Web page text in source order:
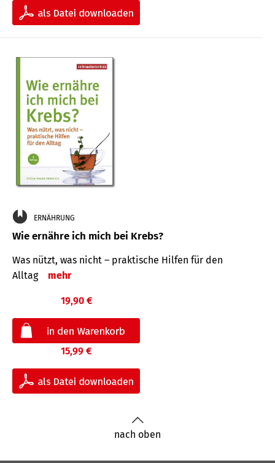
ERNÄHRUNG
Wie ernähre ich mich bei Krebs?
Was nützt, was nicht – praktische Hilfen für den
Alltag
mehr
19,90 €
15,99 €
nach oben